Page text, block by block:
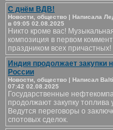
С днём ВДВ!
Новости, общество | Написала
в 09:05 02.08.2025
Никто кроме вас!
композиция в первом
праздником всех причастных!
Индия продолжает закупки
России
Новости, общество | Написал
07:42 02.08.2025
Государственные
продолжают закупку топлива
Ведутся переговоры о
спотовых сделок.